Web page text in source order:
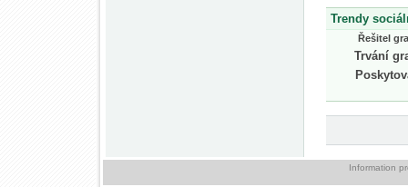
Trendy
Řešitel
Trvání
Information